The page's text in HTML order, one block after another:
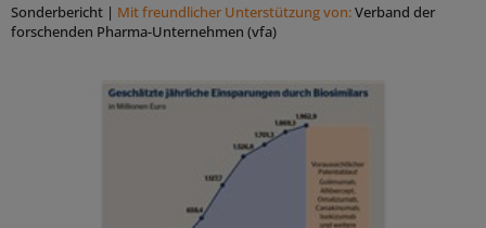
Sonderbericht | Mit freundlicher Unterstützung von:Verband der
forschenden Pharma-Unternehmen (vfa)